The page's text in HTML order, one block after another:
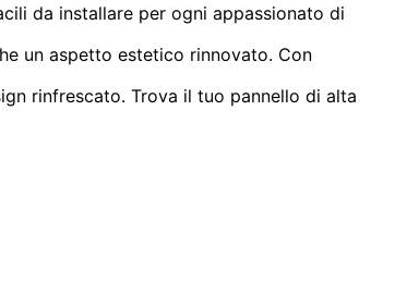
da installare per ogni appassionato di
un aspetto estetico rinnovato. Con
rinfrescato. Trova il tuo pannello di alta